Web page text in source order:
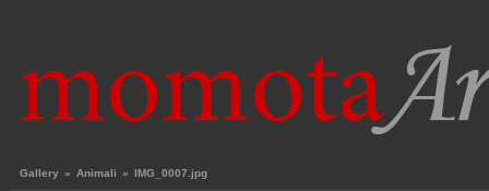
Gallery » Animali » IMG_0007.jpg